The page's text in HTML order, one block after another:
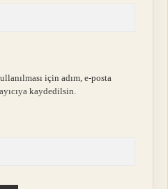
için adım, e-posta
kaydedilsin.